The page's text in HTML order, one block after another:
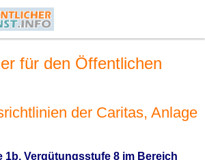
für den Öffentlichen
der Caritas, Anlage
Vergütungsstufe 8 im Bereich